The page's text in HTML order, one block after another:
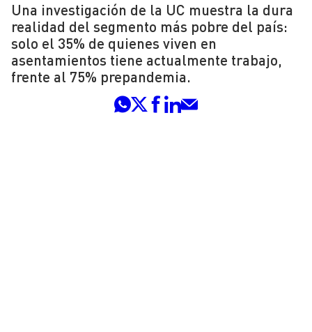
Una investigación de la UC muestra la dura
realidad del segmento más pobre del país:
solo el 35% de quienes viven en
asentamientos tiene actualmente trabajo,
frente al 75% prepandemia.